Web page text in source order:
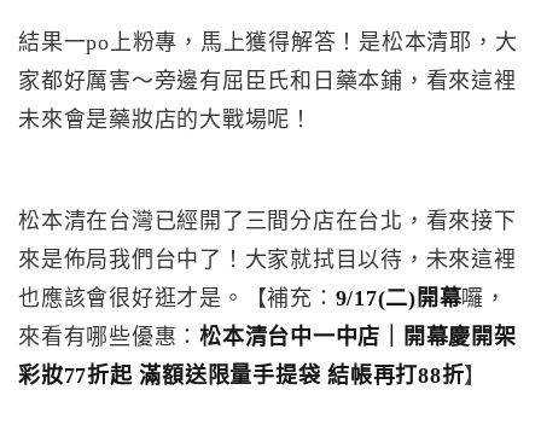
結果一po上粉專，馬上獲得解答！是松本清耶，大
家都好厲害～旁邊有屈臣氏和日藥本鋪，看來這裡
未來會是藥妝店的大戰場呢！
松本清在台灣已經開了三間分店在台北，看來接下
來是佈局我們台中了！大家就拭目以待，未來這裡
也應該會很好逛才是。【補充： 9/17(二)開幕囉，
來看有哪些優惠： 松本清台中一中店｜開幕慶開架
彩妝77折起 滿額送限量手提袋 結帳再打88折】